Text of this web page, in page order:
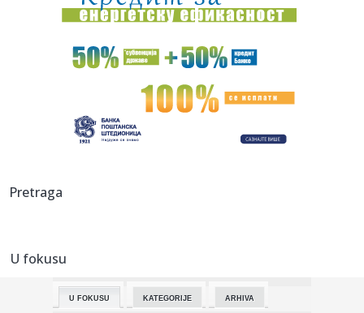
21:13:Patrik Beverli menja klub – iz Soluna seli se u Francusku?
21:12:Sve više Srba odustaje od peleta i prelazi na ovaj sistem
grejan...
Zašto svi kupuju ovaj Audi star 14 godina?! (Q3 2.0 TDI 177
21:07:Vojska je upala
dan
20:57:
20:57: Murinjo izmešao karte – Real slavio u Budimpešti
Pretraga
U fokusu
U FOKUSU KATEGORIJE ARHIVA